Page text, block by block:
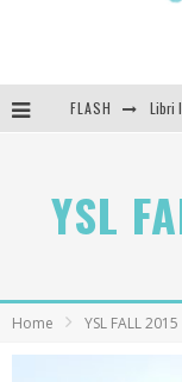
FLASH
SEE
YSL
Home YSL FALL